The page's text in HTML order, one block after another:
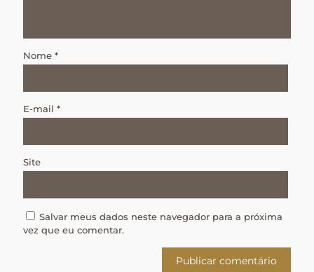
Nome *
E-mail *
Site
Salvar meus dados neste navegador para a próxima
vez que eu comentar.